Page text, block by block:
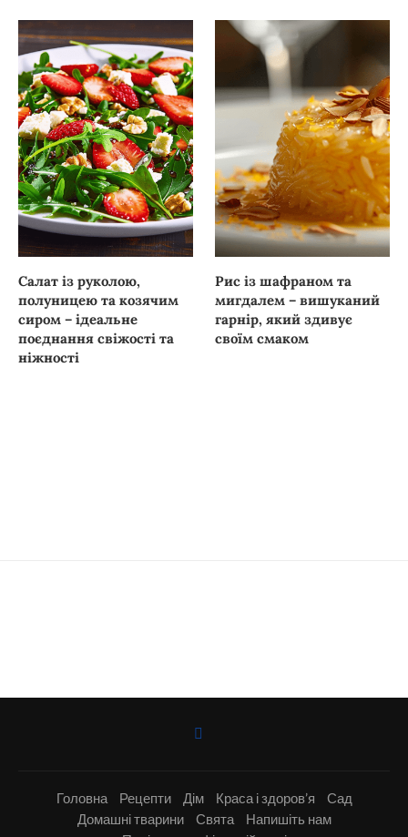
Салат із руколою,
полуницею та козячим
сиром – ідеальне
поєднання свіжості та
ніжності
Рис із шафраном та
мигдалем – вишуканий
гарнір, який здивує
своїм смаком
Головна Рецепти Дім Краса і здоров’я
Сад
Домашні тварини
Свята
Напишіть нам